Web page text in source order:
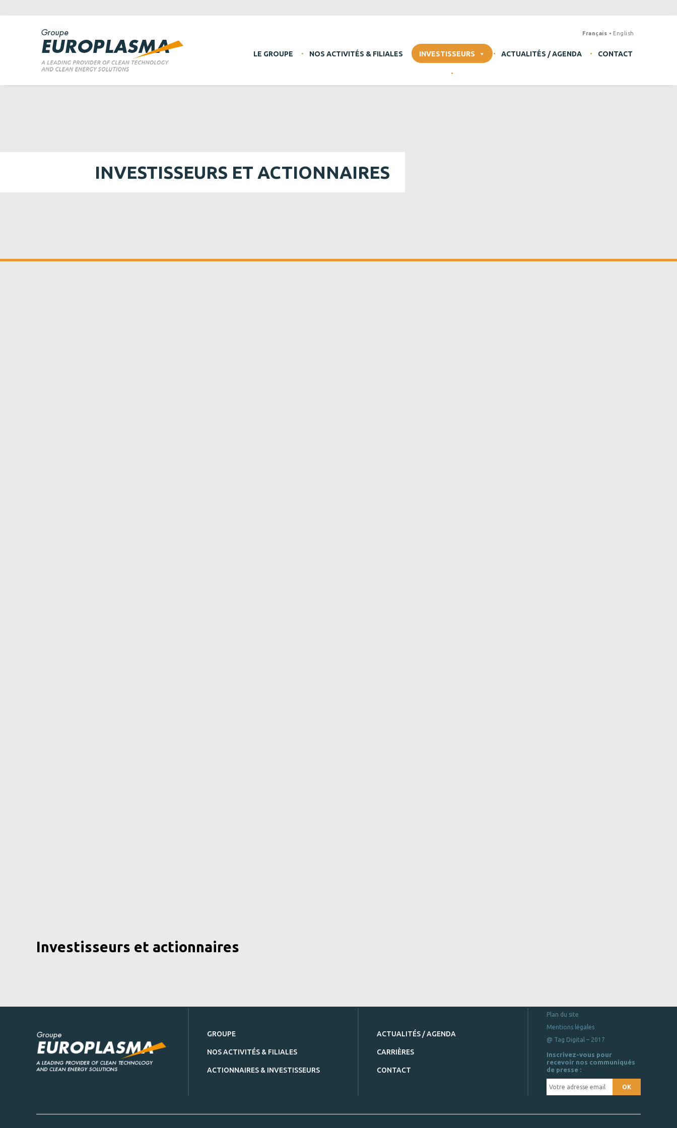
LE GROUPE NOS ACTIVITÉS & FILIALES INVESTISSEURS ACTUALITÉS / AGENDA CONTACT
Français English
INVESTISSEURS ET ACTIONNAIRES
Investisseurs et actionnaires
GROUPE
NOS ACTIVITÉS & FILIALES
ACTIONNAIRES & INVESTISSEURS
ACTUALITÉS / AGENDA
CARRIÈRES
CONTACT
Plan du site
Mentions légales
@ Tag Digital – 2017
Inscrivez-vous pour
recevoir nos communiqués
de presse :